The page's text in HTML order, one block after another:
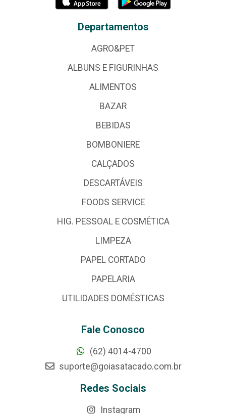
Departamentos
AGRO&PET
ALBUNS E FIGURINHAS
ALIMENTOS
BAZAR
BEBIDAS
BOMBONIERE
CALÇADOS
DESCARTÁVEIS
FOODS SERVICE
HIG. PESSOAL E COSMÉTICA
LIMPEZA
PAPEL CORTADO
PAPELARIA
UTILIDADES DOMÉSTICAS
Fale Conosco
(62) 4014-4700
suporte@goiasatacado.com.br
Redes Sociais
Instagram